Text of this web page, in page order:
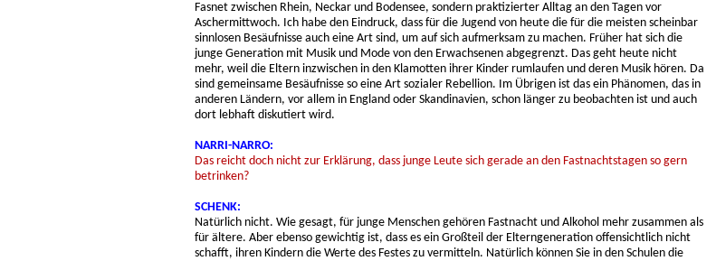
Fasnet zwischen Rhein, Neckar und Bodensee, sondern praktizierter Alltag an den Tagen vor
Aschermittwoch. Ich habe den Eindruck, dass für die Jugend von heute die für die meisten scheinbar
sinnlosen Besäufnisse auch eine Art sind, um auf sich aufmerksam zu machen. Früher hat sich die
junge Generation mit Musik und Mode von den Erwachsenen abgegrenzt. Das geht heute nicht
mehr, weil die Eltern inzwischen in den Klamotten ihrer Kinder rumlaufen und deren Musik hören. Da
sind gemeinsame Besäufnisse so eine Art sozialer Rebellion. Im Übrigen ist das ein Phänomen, das in
anderen Ländern, vor allem in England oder Skandinavien, schon länger zu beobachten ist und auch
dort lebhaft diskutiert wird.
NARRI-NARRO:
Das reicht doch nicht zur Erklärung, dass junge Leute sich gerade an den Fastnachtstagen so gern
betrinken?
SCHENK:
Natürlich nicht. Wie gesagt, für junge Menschen gehören Fastnacht und Alkohol mehr zusammen als
für ältere. Aber ebenso gewichtig ist, dass es ein Großteil der Elterngeneration offensichtlich nicht
schafft, ihren Kindern die Werte des Festes zu vermitteln. Natürlich können Sie in den Schulen die